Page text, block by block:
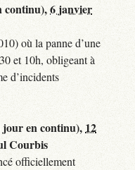
continu),6 janvier
où la panne d’une
et 10h, obligeant à
d’incidents
en continu), 12
Courbis
officiellement